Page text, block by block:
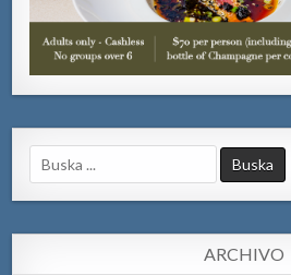
Search
for:
ARCHIVO